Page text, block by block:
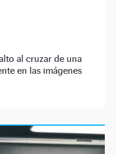
al cruzar de una
en las imágenes